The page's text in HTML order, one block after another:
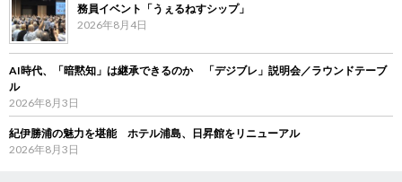
務員イベント「うぇるねすシップ」
2026年8月4日
AI時代、「暗黙知」は継承できるのか 「デジブレ」説明会／ラウンドテーブ
ル
2026年8月3日
紀伊勝浦の魅力を堪能 ホテル浦島、日昇館をリニューアル
2026年8月3日